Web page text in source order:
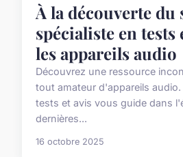
À la découverte du
spécialiste en tests
les appareils audio
Découvrez une ressource
tout amateur d'appareils
tests et avis vous guide dans
dernières...
16 octobre 2025